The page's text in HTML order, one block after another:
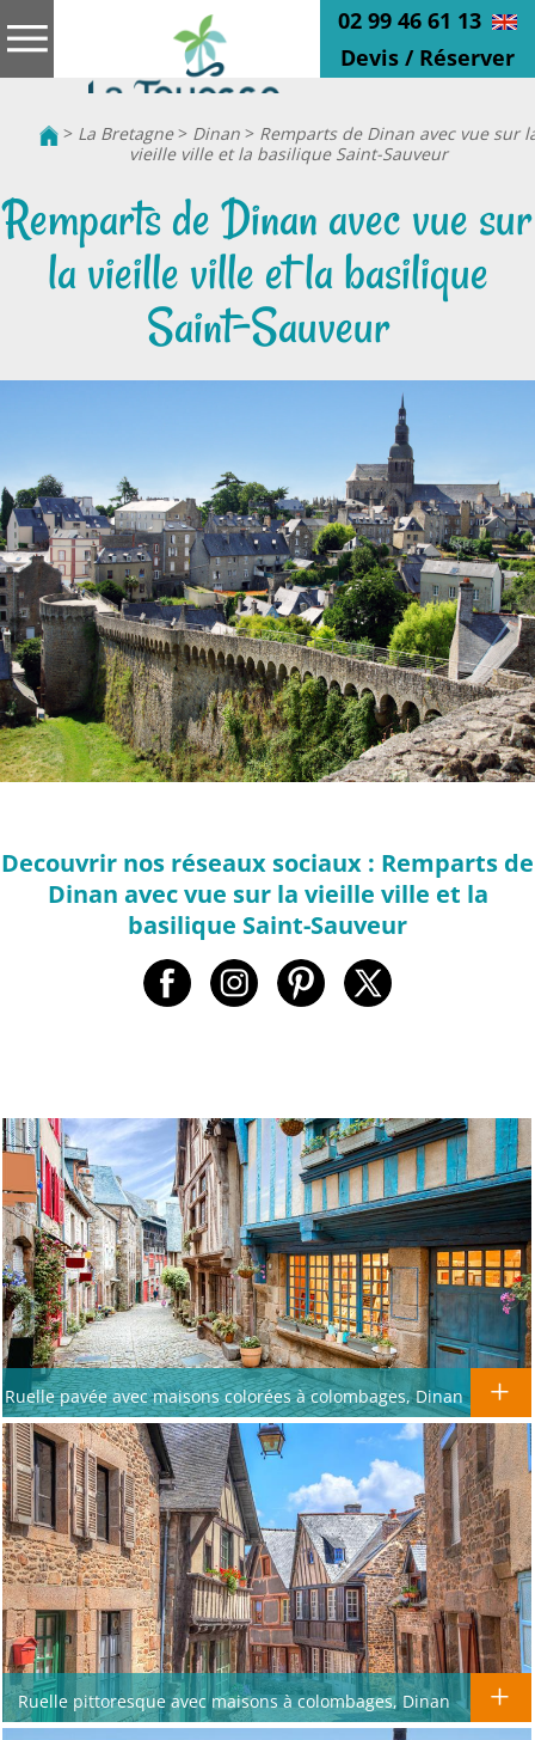
02 99 46 61 13
Devis / Réserver
> La Bretagne> Dinan> Remparts de Dinan avec vue sur
vieille ville et la basilique Saint-Sauveur
Remparts de Dinan avec vue sur
la vieille ville et la basilique
Saint-Sauveur
Decouvrir nos réseaux sociaux : Remparts de
Dinan avec vue sur la vieille ville et la
basilique Saint-Sauveur
Ruelle pavée avec maisons colorées à colombages, Dinan
Ruelle pittoresque avec maisons à colombages, Dinan